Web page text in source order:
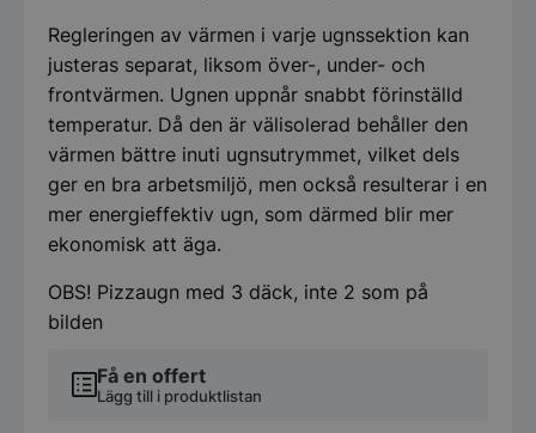
Få en offert
Lägg till i produktlistan
Regleringen av värmen i varje ugnssektion kan
justeras separat, liksom över-, under- och
frontvärmen. Ugnen uppnår snabbt förinställd
temperatur. Då den är välisolerad behåller den
värmen bättre inuti ugnsutrymmet, vilket dels
ger en bra arbetsmiljö, men också resulterar i en
mer energieffektiv ugn, som därmed blir mer
ekonomisk att äga.
OBS! Pizzaugn med 3 däck, inte 2 som på
bilden